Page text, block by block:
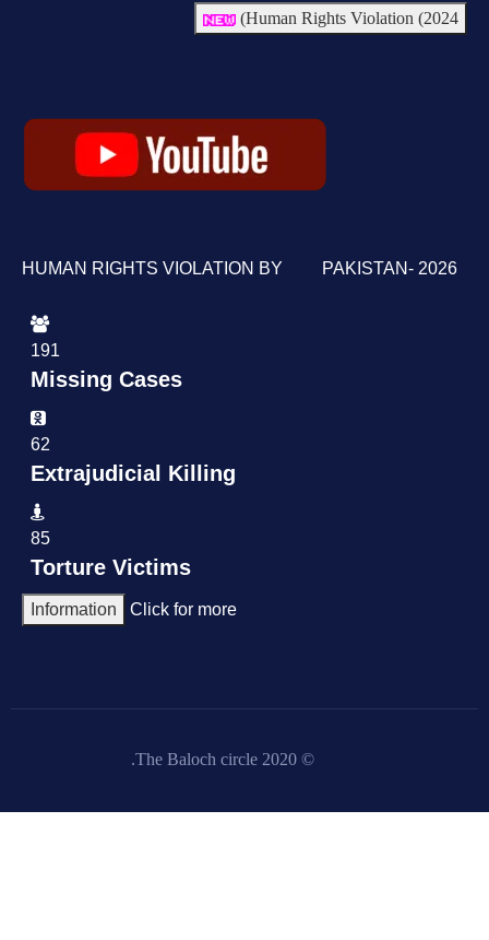
Human Rights Violation (2024)
HUMAN RIGHTS VIOLATION BY PAKISTAN- 2026
191
Missing Cases
62
Extrajudicial Killing
85
Torture Victims
Click for more
Information
© 2020 The Baloch circle.